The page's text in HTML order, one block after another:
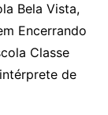
Bela Vista,
Encerrando
Classe
de